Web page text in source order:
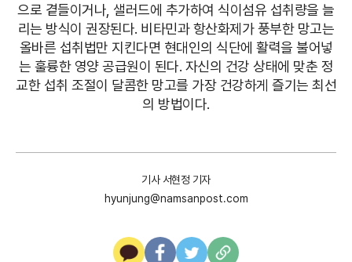
으로 곁들이거나, 샐러드에 추가하여 식이섬유 섭취량을 늘
리는 방식이 권장된다. 비타민과 항산화제가 풍부한 망고는
올바른 섭취법만 지킨다면 현대인의 식단에 활력을 불어넣
는 훌륭한 영양 공급원이 된다. 자신의 건강 상태에 맞춘 정
교한 섭취 조절이 달콤한 망고를 가장 건강하게 즐기는 최선
의 방법이다.
기사 서현정 기자
hyunjung@namsanpost.com